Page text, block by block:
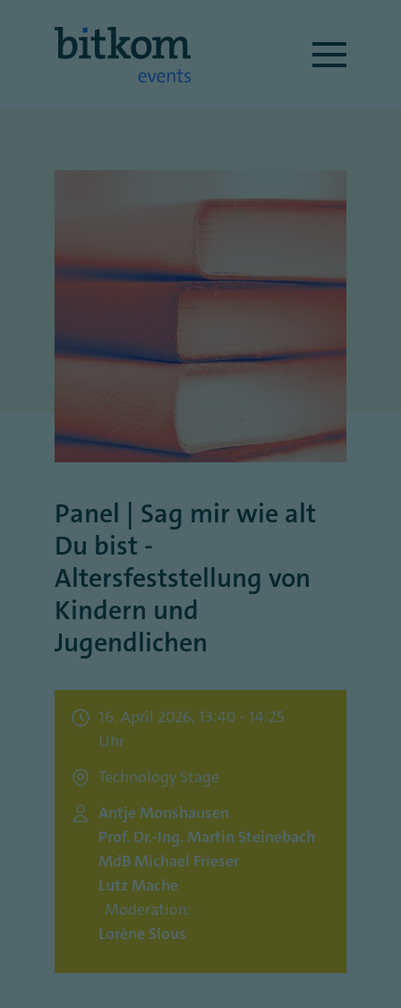
Panel | Sag mir wie alt
Du bist -
Altersfeststellung von
Kindern und
Jugendlichen
16. April 2026, 13:40 - 14:25
Uhr
Technology Stage
Antje Monshausen
Prof. Dr.-Ing. Martin Steinebach
MdB Michael Frieser
Lutz Mache
Moderation:
Lorène Slous